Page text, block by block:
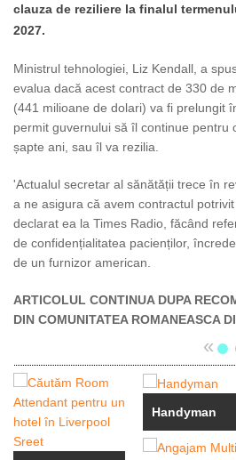
clauza de reziliere la finalul
2027.
Ministrul tehnologiei, Liz Kendall, a
evalua dacă acest contract de 330 de
(441 milioane de dolari) va fi prelungit
permit guvernului să îl continue pentru
șapte ani, sau îl va rezilia.
'Actualul secretar al sănătății trece în
a ne asigura că avem contractul
declarat ea la Times Radio, făcând
de confidențialitatea pacienților,
de un furnizor american.
ARTICOLUL CONTINUA DUPA
DIN COMUNITATEA ROMANEASCA
«
Handyman